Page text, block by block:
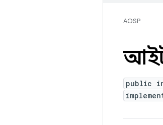
AOSP
public